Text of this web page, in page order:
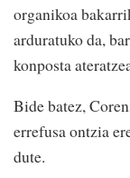
organikoa
arduratuko da,
konposta
Bide batez,
errefusa ontzia
dute.